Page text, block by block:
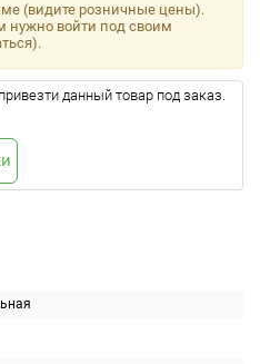
(видите розничные цены).
нужно войти под своим
данный товар под заказ.